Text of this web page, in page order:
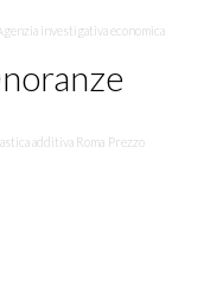
investigativa economica
additiva Roma Prezzo